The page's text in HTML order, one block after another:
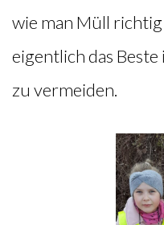
wie man Müll
eigentlich das
zu vermeiden.